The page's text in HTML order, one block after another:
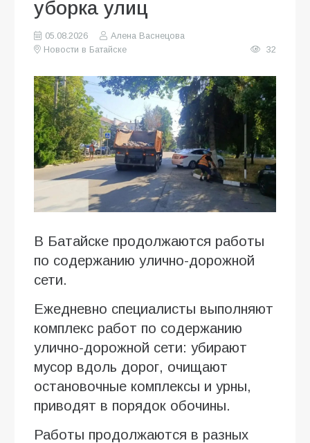
уборка улиц
05.08.2026
Алена Васнецова
Новости в Батайске
32
В Батайске продолжаются работы
по содержанию улично-дорожной
сети.
Ежедневно специалисты выполняют
комплекс работ по содержанию
улично-дорожной сети: убирают
мусор вдоль дорог, очищают
остановочные комплексы и урны,
приводят в порядок обочины.
Работы продолжаются в разных